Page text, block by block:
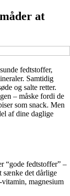
at
fedtstoffer,
Samtidig
og salte retter.
– måske fordi de
som snack. Men
af dine daglige
“gode fedtstoffer” –
sænke det dårlige
magnesium